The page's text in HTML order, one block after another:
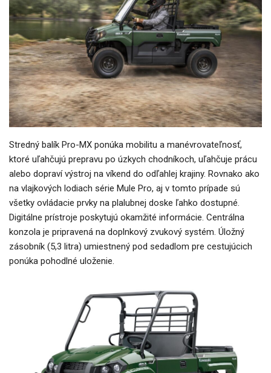
Stredný balík Pro-MX ponúka mobilitu a manévrovateľnosť,
ktoré uľahčujú prepravu po úzkych chodníkoch, uľahčuje prácu
alebo dopraví výstroj na víkend do odľahlej krajiny. Rovnako ako
na vlajkových lodiach série Mule Pro, aj v tomto prípade sú
všetky ovládacie prvky na plalubnej doske ľahko dostupné.
Digitálne prístroje poskytujú okamžité informácie. Centrálna
konzola je pripravená na doplnkový zvukový systém. Úložný
zásobník (5,3 litra) umiestnený pod sedadlom pre cestujúcich
ponúka pohodlné uloženie.